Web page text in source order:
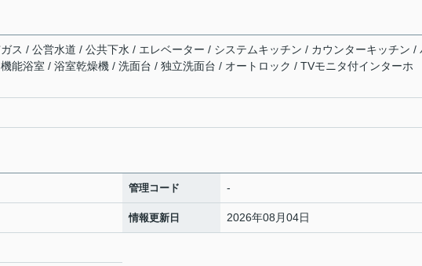
ス / 公営水道 / 公共下水 / エレベーター / システムキッチン / カウンターキッチン /
能浴室 / 浴室乾燥機 / 洗面台 / 独立洗面台 / オートロック / TVモニタ付インターホ
管理コード -
情報更新日 2026年08月04日